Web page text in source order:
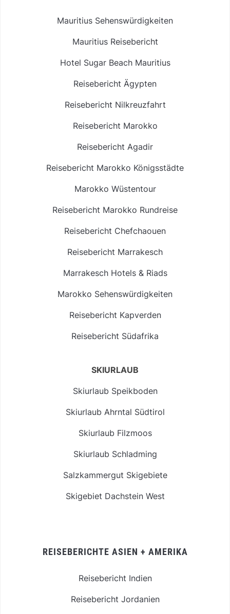
Mauritius Sehenswürdigkeiten
Mauritius Reisebericht
Hotel Sugar Beach Mauritius
Reisebericht Ägypten
Reisebericht Nilkreuzfahrt
Reisebericht Marokko
Reisebericht Agadir
Reisebericht Marokko Königsstädte
Marokko Wüstentour
Reisebericht Marokko Rundreise
Reisebericht Chefchaouen
Reisebericht Marrakesch
Marrakesch Hotels & Riads
Marokko Sehenswürdigkeiten
Reisebericht Kapverden
Reisebericht Südafrika
SKIURLAUB
Skiurlaub Speikboden
Skiurlaub Ahrntal Südtirol
Skiurlaub Filzmoos
Skiurlaub Schladming
Salzkammergut Skigebiete
Skigebiet Dachstein West
REISEBERICHTE ASIEN + AMERIKA
Reisebericht Indien
Reisebericht Jordanien